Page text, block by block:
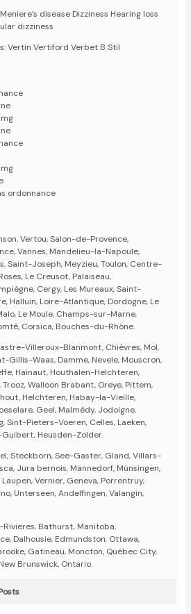
disease Dizziness Hearing loss
dizziness
Vertin Vertiford Verbet B Stil
ordonnance
Vertou, Salon-de-Provence,
Vannes, Mandelieu-la-Napoule,
Saint-Joseph, Meyzieu, Toulon, Centre-
Le Creusot, Palaiseau,
Cergy, Les Mureaux, Saint-
Halluin, Loire-Atlantique, Dordogne, Le
Le Moule, Champs-sur-Marne,
Corsica, Bouches-du-Rhône.
Villeroux-Blanmont, Chièvres, Mol,
Gillis-Waas, Damme, Nevele, Mouscron,
Hainaut, Houthalen-Helchteren,
Walloon Brabant, Oreye, Pittem,
Helchteren, Habay-la-Vieille,
Geel, Malmédy, Jodoigne,
Sint-Pieters-Voeren, Celles, Laeken,
Heusden-Zolder.
Steckborn, See-Gaster, Gland, Villars-
Jura bernois, Männedorf, Münsingen,
Vernier, Geneva, Porrentruy,
Unterseen, Andelfingen, Valangin,
Rivieres, Bathurst, Manitoba,
Dalhousie, Edmundston, Ottawa,
Gatineau, Moncton, Québec City,
Brunswick, Ontario.